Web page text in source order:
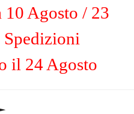
10 Agosto / 23
il 24 Agosto